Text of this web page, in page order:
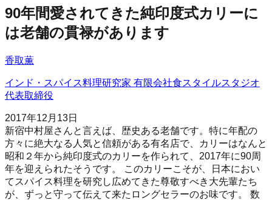
90年間愛されてきた純印度式カリーに
は老舗の貫禄があります
香取薫
インド・スパイス料理研究家 有限会社食スタイルスタジオ
代表取締役
2017年12月13日
新宿中村屋さんと言えば、歴史ある老舗です。特に年配の
方々に絶大なる人気と信頼がある有名店で、カリーはなんと
昭和２年から純印度式のカリーを作られて、2017年に90周
年を迎えられたそうです。 このカリーこそが、日本におい
てスパイス料理を研究し広めてきた尊敬すべき大先輩たち
が、ずっと守って伝えて来たロングセラーのお味です。 数